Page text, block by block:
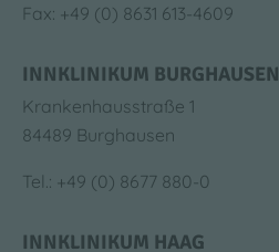
Fax: +49 (0) 8631 613-4609
INNKLINIKUM BURGHAUSEN
Krankenhausstraße 1
84489 Burghausen
Tel.: +49 (0) 8677 880-0
INNKLINIKUM HAAG